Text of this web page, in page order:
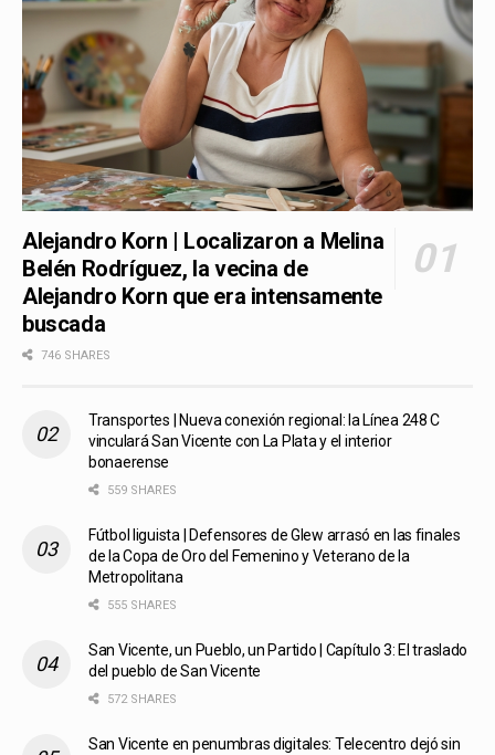
Alejandro Korn | Localizaron a Melina
Belén Rodríguez, la vecina de
Alejandro Korn que era intensamente
buscada
746 SHARES
Transportes | Nueva conexión regional: la Línea 248 C
vinculará San Vicente con La Plata y el interior
bonaerense
559 SHARES
Fútbol liguista | Defensores de Glew arrasó en las finales
de la Copa de Oro del Femenino y Veterano de la
Metropolitana
555 SHARES
San Vicente, un Pueblo, un Partido | Capítulo 3: El traslado
del pueblo de San Vicente
572 SHARES
San Vicente en penumbras digitales: Telecentro dejó sin